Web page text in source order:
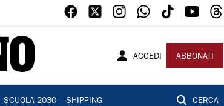
ACCEDI ABBONATI
SCUOLA 2030 SHIPPING CERCA